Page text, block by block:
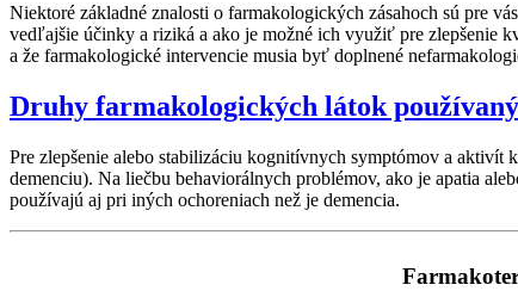
Niektoré základné znalosti o farmakologických zásahoch sú pre
vedľajšie účinky a riziká a ako je možné ich využiť pre zlepšenie
a že farmakologické intervencie musia byť doplnené
Druhy farmakologických látok
Pre zlepšenie alebo stabilizáciu kognitívnych symptómov a
demenciu). Na liečbu behaviorálnych problémov, ako je apatia
používajú aj pri iných ochoreniach než je demencia.